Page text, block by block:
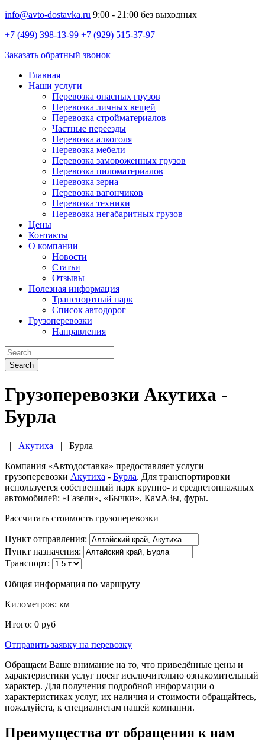
info@avto-dostavka.ru 9:00 - 21:00 без выходных
+7 (499) 398-13-99 +7 (929) 515-37-97
Заказать обратный звонок
Главная
Наши услуги
Перевозка опасных грузов
Перевозка личных вещей
Перевозка стройматериалов
Частные переезды
Перевозка алкоголя
Перевозка мебели
Перевозка замороженных грузов
Перевозка пиломатериалов
Перевозка зерна
Перевозка вагончиков
Перевозка техники
Перевозка негабаритных грузов
Цены
Контакты
О компании
Новости
Статьи
Отзывы
Полезная информация
Транспортный парк
Список автодорог
Грузоперевозки
Направления
Search
Грузоперевозки Акутиха -
Бурла
| Акутиха | Бурла
Компания «Автодоставка» предоставляет услуги
грузоперевозки Акутиха - Бурла. Для транспортировки
используется собственный парк крупно- и среднетоннажных
автомобилей: «Газели», «Бычки», КамАЗы, фуры.
Рассчитать стоимость грузоперевозки
Пункт отправления:
Пункт назначения:
Транспорт:
Общая информация по маршруту
Километров: км
Итого: 0 руб
Отправить заявку на перевозку
Обращаем Ваше внимание на то, что приведённые цены и
характеристики услуг носят исключительно ознакомительный
характер. Для получения подробной информации о
характеристиках услуг, их наличия и стоимости обращайтесь,
пожалуйста, к специалистам нашей компании.
Преимущества от обращения к нам